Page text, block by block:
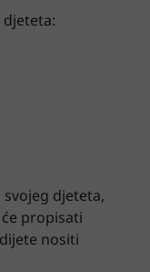
djeteta,
propisati
nositi